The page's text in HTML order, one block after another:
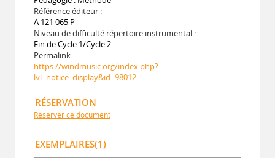
Référence éditeur :
A 121 065 P
Niveau de difficulté répertoire instrumental :
Fin de Cycle 1/Cycle 2
Permalink :
https://windmusic.org/index.php?
lvl=notice_display&id=98012
RÉSERVATION
Réserver ce document
EXEMPLAIRES(1)